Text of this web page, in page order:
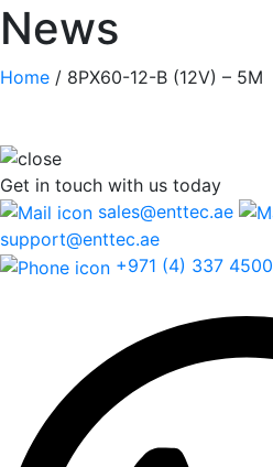
News
Home / 8PX60-12-B (12V) – 5M
Get in touch with us today
sales@enttec.ae
support@enttec.ae
+971 (4) 337 4500